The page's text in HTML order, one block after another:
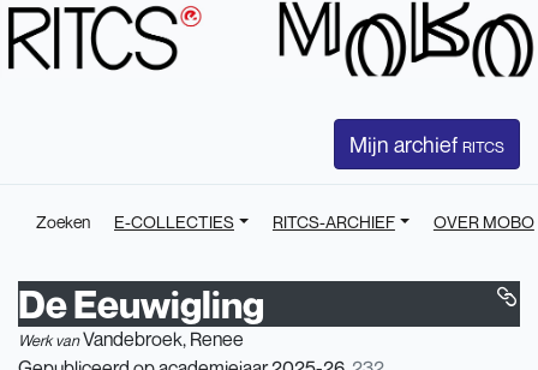
Mijn archief RITCS
Zoeken E-COLLECTIES RITCS-ARCHIEF OVER MOBO
De Eeuwigling
Werk van Vandebroek, Renee